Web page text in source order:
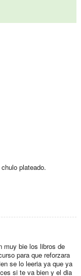
plateado.
muy bie los libros de
para que reforzara
se lo leeria ya que ya
si te va bien y el dia